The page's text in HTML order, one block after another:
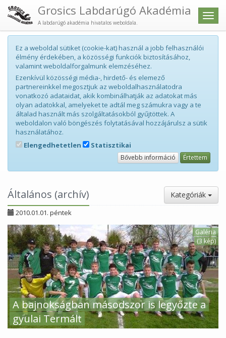
Menü
Grosics Labdarúgó Akadémia
A labdarúgó akadémia hivatalos weboldala.
Ez a weboldal sütiket (cookie-kat) használ a jobb felhasználói
élmény érdekében, a közösségi funkciók biztosításához,
valamint weboldalforgalmunk elemzéséhez.
Ezenkívül közösségi média-, hirdető- és elemező
partnereinkkel megosztjuk az weboldalhasználatodra
vonatkozó adataidat, akik kombinálhatják az adatokat más
olyan adatokkal, amelyeket te adtál meg számukra vagy a te
általad használt más szolgáltatásokból gyűjtöttek. A
weboldalon való böngészés folytatásával hozzájárulsz a sütik
használatához.
Elengedhetetlen
Statisztikai
Bővebb információ Értettem
Általános (archív) Kategóriák
2010.01.01. péntek
A bajnokságban másodszor is legyőzte a
gyulai Termált
Galéria
(3 kép)